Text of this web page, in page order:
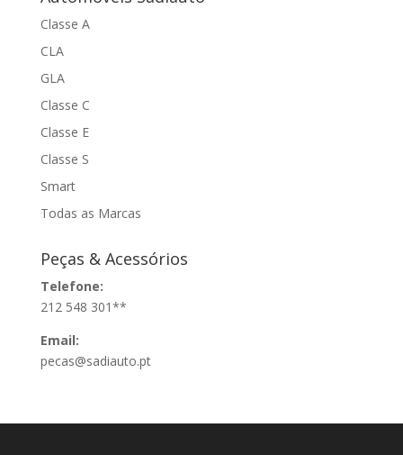
Classe A
CLA
GLA
Classe C
Classe E
Classe S
Smart
Todas as Marcas
Peças & Acessórios
Telefone:
212 548 301**
Email:
pecas@sadiauto.pt